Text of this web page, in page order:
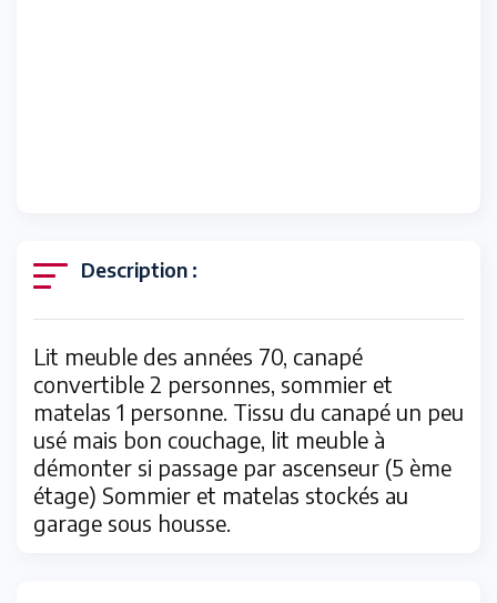
Description :
Lit meuble des années 70, canapé
convertible 2 personnes, sommier et
matelas 1 personne. Tissu du canapé un peu
usé mais bon couchage, lit meuble à
démonter si passage par ascenseur (5 ème
étage) Sommier et matelas stockés au
garage sous housse.